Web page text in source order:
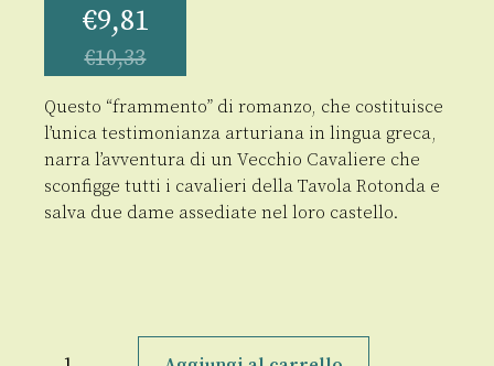
€9,81
€10,33
Questo “frammento” di romanzo, che costituisce
l’unica testimonianza arturiana in lingua greca,
narra l’avventura di un Vecchio Cavaliere che
sconfigge tutti i cavalieri della Tavola Rotonda e
salva due dame assediate nel loro castello.
Vecchio